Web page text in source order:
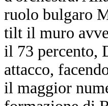
ruolo bulgaro
tilt il muro
il 73 percento,
attacco,
il maggior